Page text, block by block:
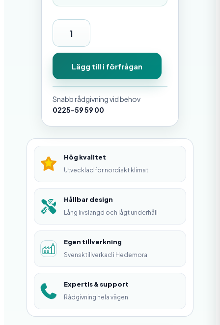
P
i
r
f
e
n
e
l
i
s
t
m
ä
d
Lägg till i förfrågan
Snabb rådgivning vid behov
0225-59 59 00
Hög kvalitet
Utvecklad för nordiskt klimat
Hållbar design
Lång livslängd och lågt underhåll
Egen tillverkning
Svensktillverkad i Hedemora
Expertis & support
Rådgivning hela vägen